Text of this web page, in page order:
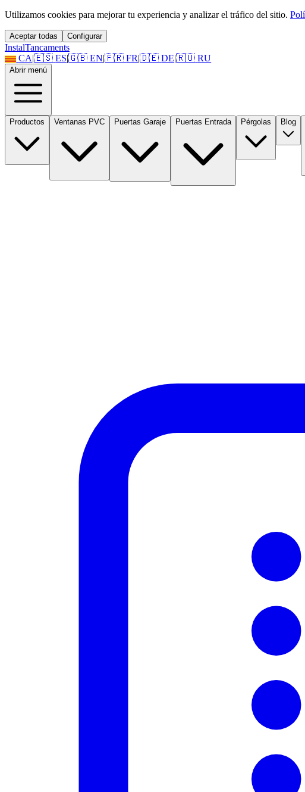
Utilizamos cookies para mejorar tu experiencia y analizar el tráfico del sitio.
Aceptar todas Configurar
InstalTancaments
CA|🇪🇸 ES|🇬🇧 EN|🇫🇷 FR|🇩🇪 DE|🇷🇺 RU
Abrir menú
Productos Ventanas PVC Puertas Garaje Puertas Entrada Pérgolas Blog